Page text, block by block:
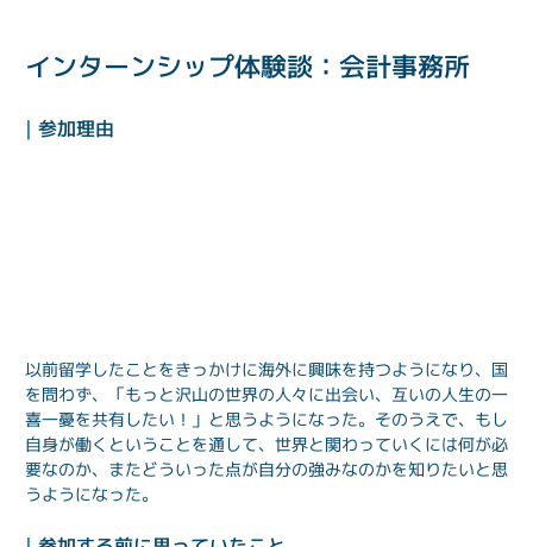
インターンシップ体験談：会計事務所
| 参加理由
以前留学したことをきっかけに海外に興味を持つようになり、国
を問わず、「もっと沢山の世界の人々に出会い、互いの人生の一
喜一憂を共有したい！」と思うようになった。そのうえで、もし
自身が働くということを通して、世界と関わっていくには何が必
要なのか、またどういった点が自分の強みなのかを知りたいと思
うようになった。